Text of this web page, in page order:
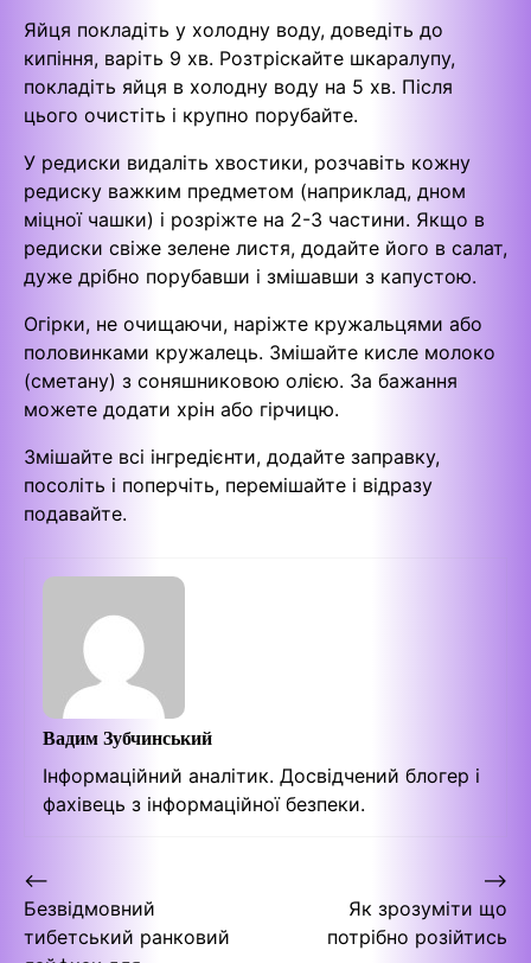
Яйця покладіть у холодну воду, доведіть до
кипіння, варіть 9 хв. Розтріскайте шкаралупу,
покладіть яйця в холодну воду на 5 хв. Після
цього очистіть і крупно порубайте.
У редиски видаліть хвостики, розчавіть кожну
редиску важким предметом (наприклад, дном
міцної чашки) і розріжте на 2-3 частини. Якщо в
редиски свіже зелене листя, додайте його в салат,
дуже дрібно порубавши і змішавши з капустою.
Огірки, не очищаючи, наріжте кружальцями або
половинками кружалець. Змішайте кисле молоко
(сметану) з соняшниковою олією. За бажання
можете додати хрін або гірчицю.
Змішайте всі інгредієнти, додайте заправку,
посоліть і поперчіть, перемішайте і відразу
подавайте.
Вадим Зубчинський
Інформаційний аналітик. Досвідчений блогер і
фахівець з інформаційної безпеки.
Навігація
записів
⟵
Безвідмовний
тибетський ранковий
Як зрозуміти що
потрібно розійтись
⟶